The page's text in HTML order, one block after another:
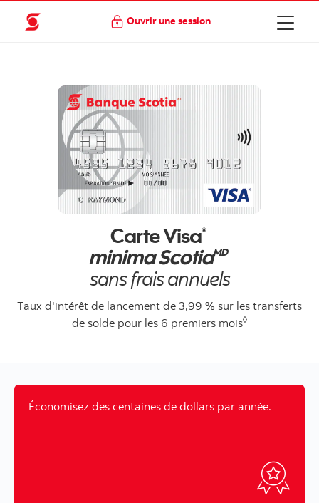
Ouvrir une session
Carte Visa*
minima ScotiaMD
sans frais annuels
Taux d'intérêt de lancement de 3,99 % sur les transferts
de solde pour les 6 premiers mois◊
Économisez des centaines de dollars par année.